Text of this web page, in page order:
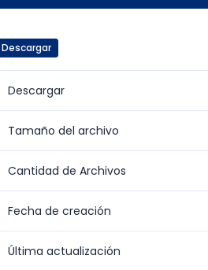
Descargar
Descargar
Tamaño del archivo
Cantidad de Archivos
Fecha de creación
Última actualización